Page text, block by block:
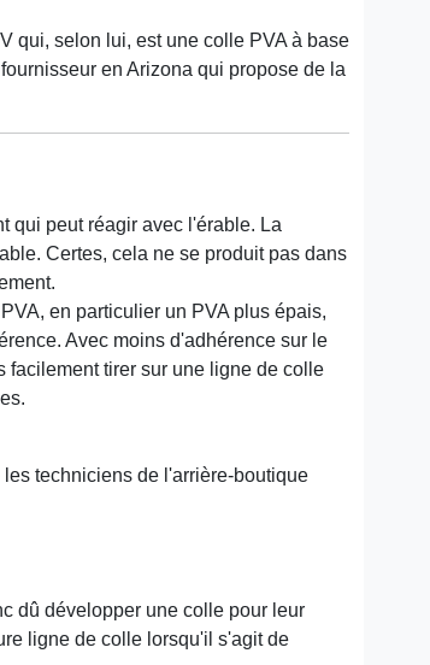
qui, selon lui, est une colle PVA à base
en Arizona qui propose de la
qui peut réagir avec l'érable. La
Certes, cela ne se produit pas dans
en particulier un PVA plus épais,
Avec moins d'adhérence sur le
facilement tirer sur une ligne de colle
techniciens de l'arrière-boutique
dû développer une colle pour leur
ligne de colle lorsqu'il s'agit de